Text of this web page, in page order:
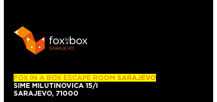
FOX IN A BOX ESCAPE ROOM SARAJEVO
SIME MILUTINOVICA 15/I
SARAJEVO, 71000